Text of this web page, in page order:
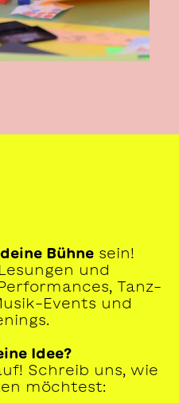
deine Bühnesein!
und
Tanz-
Events und
Idee?
Schreib uns, wie
möchtest: